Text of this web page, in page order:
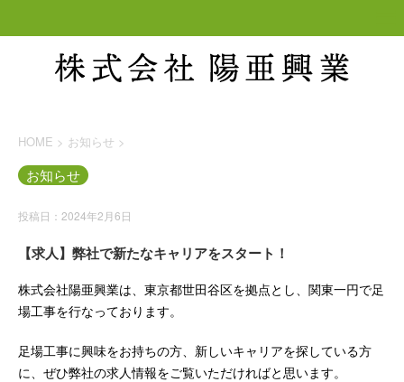
HOME > お知らせ >
お知らせ
投稿日：2024年2月6日
【求人】弊社で新たなキャリアをスタート！
株式会社陽亜興業は、東京都世田谷区を拠点とし、関東一円で足
場工事を行なっております。
足場工事に興味をお持ちの方、新しいキャリアを探している方
に、ぜひ弊社の求人情報をご覧いただければと思います。